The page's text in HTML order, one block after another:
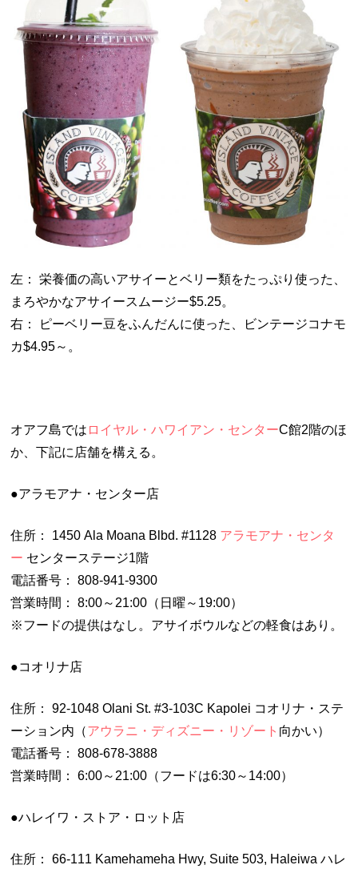
左： 栄養価の高いアサイーとベリー類をたっぷり使った、
まろやかなアサイースムージー$5.25。
右： ピーベリー豆をふんだんに使った、ビンテージコナモ
カ$4.95～。
オアフ島では ロイヤル・ハワイアン・センターC館2階のほ
か、下記に店舗を構える。
●アラモアナ・センター店
住所： 1450 Ala Moana Blbd. #1128 アラモアナ・センタ
ー センターステージ1階
電話番号： 808-941-9300
営業時間： 8:00～21:00（日曜～19:00）
※フードの提供はなし。アサイボウルなどの軽食はあり。
●コオリナ店
住所： 92-1048 Olani St. #3-103C Kapolei コオリナ・ステ
ーション内（アウラニ・ディズニー・リゾート 向かい）
電話番号： 808-678-3888
営業時間： 6:00～21:00（フードは6:30～14:00）
●ハレイワ・ストア・ロット店
住所： 66-111 Kamehameha Hwy, Suite 503, Haleiwa ハレ